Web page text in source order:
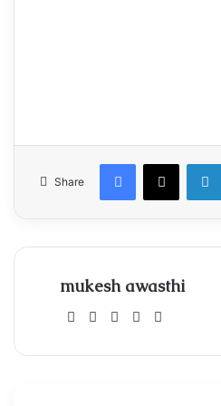
Share
Facebook
X
mukesh awasthi
WebsiteFacebook
X Instagram